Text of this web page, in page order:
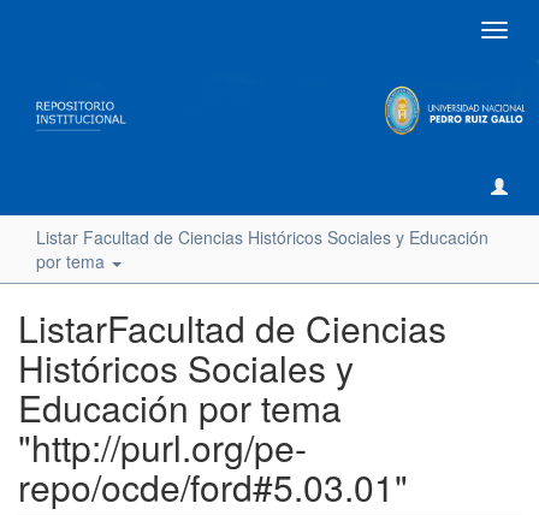
Listar Facultad de Ciencias Históricos Sociales y Educación
por tema
ListarFacultad de Ciencias
Históricos Sociales y
Educación por tema
"http://purl.org/pe-
repo/ocde/ford#5.03.01"